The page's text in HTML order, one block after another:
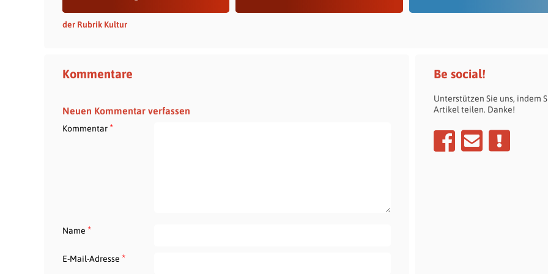
der Rubrik Kultur
Kommentare
Neuen Kommentar verfassen
Kommentar*
Name *
E-Mail-Adresse *
Be social!
Unterstützen Sie uns, indem
Artikel teilen. Danke!